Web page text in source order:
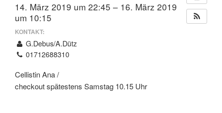
14. März 2019 um 22:45 – 16. März 2019
um 10:15
KONTAKT:
G.Debus/A.Dütz
01712688310
Cellistin Ana /
checkout spätestens Samstag 10.15 Uhr